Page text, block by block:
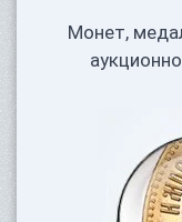
Монет,